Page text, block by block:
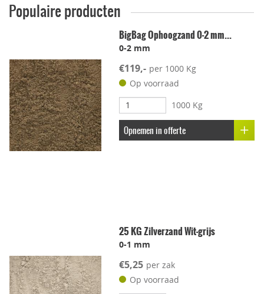
Populaire producten
BigBag Ophoogzand 0-2 mm...
0-2 mm
€119,- per 1000 Kg
Op voorraad
1000 Kg
Opnemen in offerte
25 KG Zilverzand Wit-grijs
0-1 mm
€5,25 per zak
Op voorraad